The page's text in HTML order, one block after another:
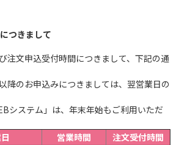
つきまして
注文申込受付時間につきまして、下記の通
降のお申込みにつきましては、翌営業日の
システム」は、年末年始もご利用いただ
営業時間
注文受付時間